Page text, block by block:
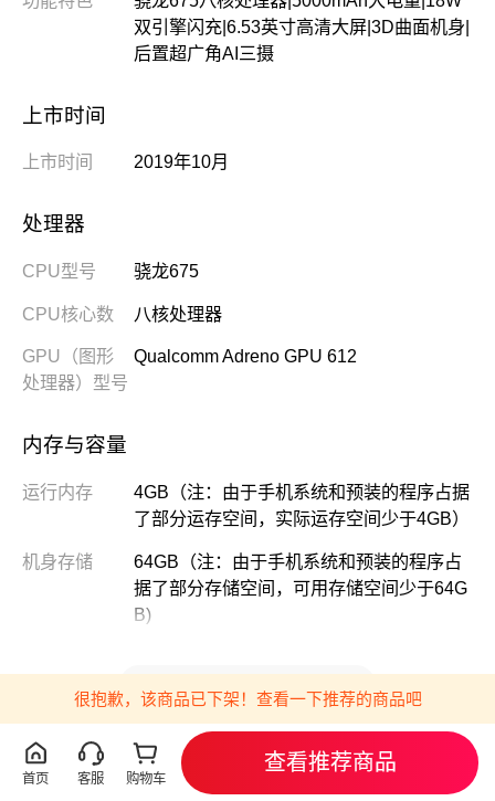
双引擎闪充|6.53英寸高清大屏|3D曲面机身|
后置超广角AI三摄
上市时间
上市时间 2019年10月
处理器
CPU型号 骁龙675
CPU核心数 八核处理器
GPU（图形
处理器）型号
Qualcomm Adreno GPU 612
内存与容量
运行内存
4GB（注：由于手机系统和预装的程序占据
了部分运存空间，实际运存空间少于4GB）
机身存储
64GB（注：由于手机系统和预装的程序占
据了部分存储空间，可用存储空间少于64G
B)
电池信息
电池容量（典
型值）
5000mAh（典型值）
18W双引擎闪充
包装清单
很抱歉，该商品已下架！查看一下推荐的商品吧
首页 客服 购物车
查看推荐商品